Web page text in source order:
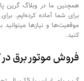
همچنین ما در وبلاگ گرین
برای شما آماده کرده‌ایم.
موقعیت‌ها و نیازها میتوانید
کنید.
فروش موتور برق در